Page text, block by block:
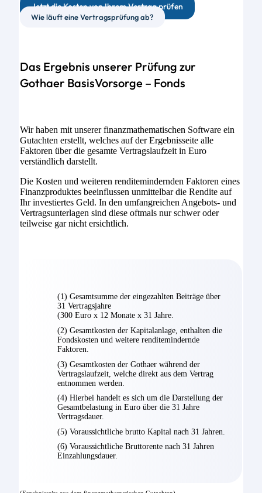
Jetzt die Kosten von Ihrem Vertrag prüfen
Wie läuft eine Vertragsprüfung ab?
Das Ergebnis unserer Prüfung zur
Gothaer BasisVorsorge – Fonds
Wir haben mit unserer finanzmathematischen Software ein
Gutachten erstellt, welches auf der Ergebnisseite alle
Faktoren über die gesamte Vertragslaufzeit in Euro
verständlich darstellt.
Die Kosten und weiteren renditemindernden Faktoren eines
Finanzproduktes beeinflussen unmittelbar die Rendite auf
Ihr investiertes Geld. In den umfangreichen Angebots- und
Vertragsunterlagen sind diese oftmals nur schwer oder
teilweise gar nicht ersichtlich.
(1) Gesamtsumme der eingezahlten Beiträge über
31 Vertragsjahre
(300 Euro x 12 Monate x 31 Jahre.
(2) Gesamtkosten der Kapitalanlage, enthalten die
Fondskosten und weitere renditemindernde
Faktoren.
(3) Gesamtkosten der Gothaer während der
Vertragslaufzeit, welche direkt aus dem Vertrag
entnommen werden.
(4) Hierbei handelt es sich um die Darstellung der
Gesamtbelastung in Euro über die 31 Jahre
Vertragsdauer.
(5) Voraussichtliche brutto Kapital nach 31 Jahren.
(6) Voraussichtliche Bruttorente nach 31 Jahren
Einzahlungsdauer.